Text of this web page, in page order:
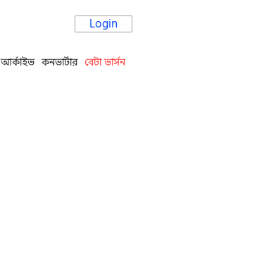
Login
আর্কাইভ কনভার্টার বেটা ভার্সন